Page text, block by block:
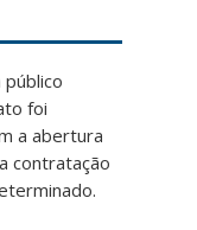
foi
a abertura
contratação